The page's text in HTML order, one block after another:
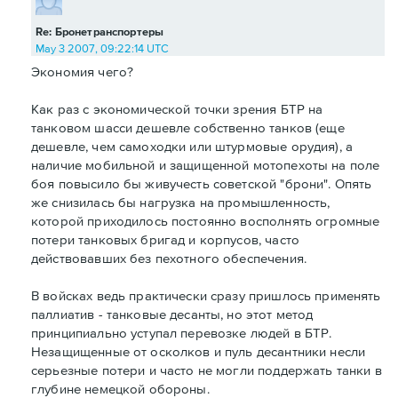
Re: Бронетранспортеры
May 3 2007, 09:22:14 UTC
Экономия чего?
Как раз с экономической точки зрения БТР на
танковом шасси дешевле собственно танков (еще
дешевле, чем самоходки или штурмовые орудия), а
наличие мобильной и защищенной мотопехоты на поле
боя повысило бы живучесть советской "брони". Опять
же снизилась бы нагрузка на промышленность,
которой приходилось постоянно восполнять огромные
потери танковых бригад и корпусов, часто
действовавших без пехотного обеспечения.
В войсках ведь практически сразу пришлось применять
паллиатив - танковые десанты, но этот метод
принципиально уступал перевозке людей в БТР.
Незащищенные от осколков и пуль десантники несли
серьезные потери и часто не могли поддержать танки в
глубине немецкой обороны.